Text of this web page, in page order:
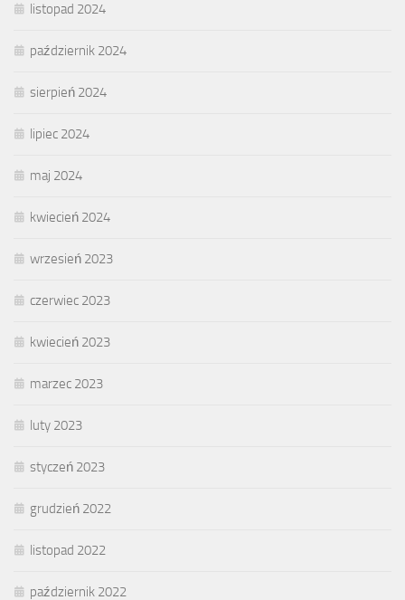
listopad 2024
październik 2024
sierpień 2024
lipiec 2024
maj 2024
kwiecień 2024
wrzesień 2023
czerwiec 2023
kwiecień 2023
marzec 2023
luty 2023
styczeń 2023
grudzień 2022
listopad 2022
październik 2022